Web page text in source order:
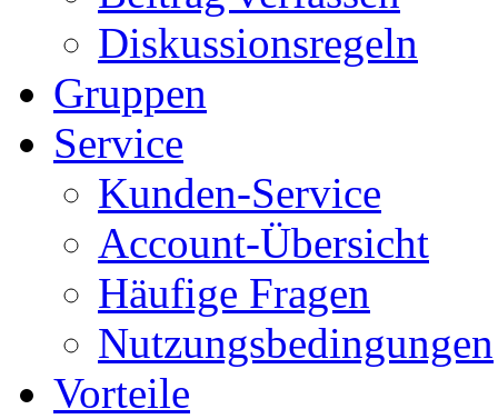
Diskussionsregeln
Gruppen
Service
Kunden-Service
Account-Übersicht
Häufige Fragen
Nutzungsbedingungen
Vorteile